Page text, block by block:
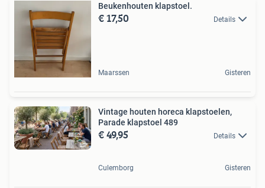
Beukenhouten klapstoel.
€ 17,50 Details
Maarssen Gisteren
Vintage houten horeca klapstoelen,
Parade klapstoel 489
€ 49,95 Details
Culemborg Gisteren